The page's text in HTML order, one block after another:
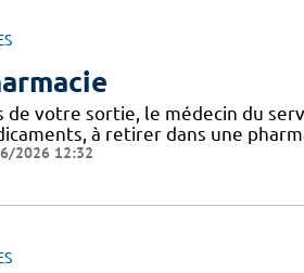
de votre sortie, le médecin du
à retirer dans une
2026 12:32